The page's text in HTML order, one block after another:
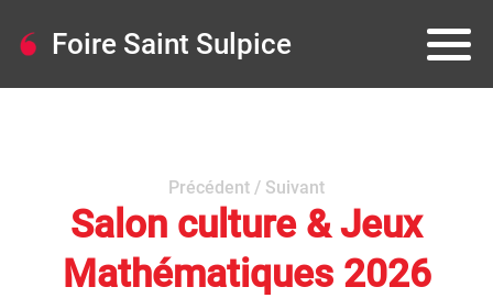
Foire Saint Sulpice
Précédent / Suivant
Salon culture & Jeux
Mathématiques 2026